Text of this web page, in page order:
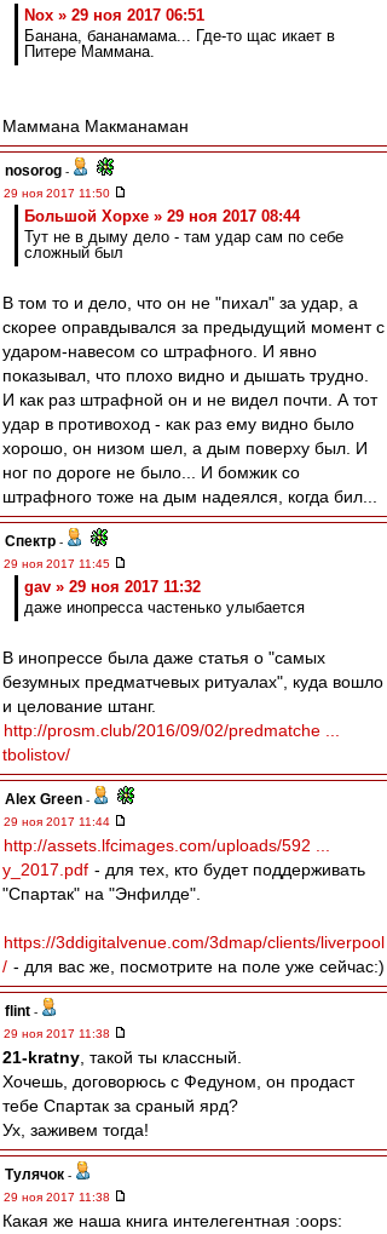
Nox » 29 ноя 2017 06:51
Банана, бананамама... Где-то щас икает в
Питере Маммана.
Маммана Макманаман
nosorog -
29 ноя 2017 11:50
Большой Хорхе » 29 ноя 2017 08:44
Тут не в дыму дело - там удар сам по себе
сложный был
В том то и дело, что он не "пихал" за удар, а
скорее оправдывался за предыдущий момент с
ударом-навесом со штрафного. И явно
показывал, что плохо видно и дышать трудно.
И как раз штрафной он и не видел почти. А тот
удар в противоход - как раз ему видно было
хорошо, он низом шел, а дым поверху был. И
ног по дороге не было... И бомжик со
штрафного тоже на дым надеялся, когда бил...
Спектр -
29 ноя 2017 11:45
gav » 29 ноя 2017 11:32
даже инопресса частенько улыбается
В инопрессе была даже статья о "самых
безумных предматчевых ритуалах", куда вошло
и целование штанг.
http://prosm.club/2016/09/02/predmatche ...
tbolistov/
Alex Green -
29 ноя 2017 11:44
http://assets.lfcimages.com/uploads/592 ...
y_2017.pdf - для тех, кто будет поддерживать
"Спартак" на "Энфилде".
https://3ddigitalvenue.com/3dmap/clients/liverpool
/ - для вас же, посмотрите на поле уже сейчас:)
flint -
29 ноя 2017 11:38
21-kratny , такой ты классный.
Хочешь, договорюсь с Федуном, он продаст
тебе Спартак за сраный ярд?
Ух, заживем тогда!
Тулячок -
29 ноя 2017 11:38
Какая же наша книга интелегентная :oops: